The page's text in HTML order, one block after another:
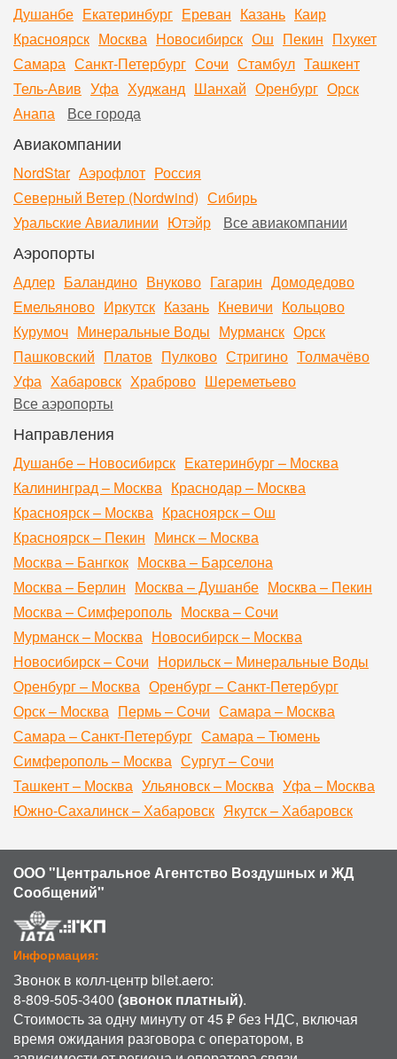
Душанбе Екатеринбург Ереван Казань Каир
Красноярск Москва Новосибирск Ош Пекин Пхукет
Самара Санкт-Петербург Сочи Стамбул Ташкент
Тель-Авив Уфа Худжанд Шанхай Оренбург Орск
Анапа
Все города
Авиакомпании
NordStar Аэрофлот Россия
Северный Ветер (Nordwind) Сибирь
Уральские Авиалинии Ютэйр Все авиакомпании
Аэропорты
Адлер Баландино Внуково Гагарин Домодедово
Емельяново Иркутск Казань Кневичи Кольцово
Курумоч Минеральные Воды Мурманск Орск
Пашковский Платов Пулково Стригино Толмачёво
Уфа Хабаровск Храброво Шереметьево
Все аэропорты
Направления
Душанбе – Новосибирск Екатеринбург – Москва
Калининград – Москва Краснодар – Москва
Красноярск – Москва Красноярск – Ош
Красноярск – Пекин Минск – Москва
Москва – Бангкок Москва – Барселона
Москва – Берлин Москва – Душанбе Москва – Пекин
Москва – Симферополь Москва – Сочи
Мурманск – Москва Новосибирск – Москва
Новосибирск – Сочи Норильск – Минеральные Воды
Оренбург – Москва Оренбург – Санкт-Петербург
Орск – Москва Пермь – Сочи Самара – Москва
Самара – Санкт-Петербург Самара – Тюмень
Симферополь – Москва Сургут – Сочи
Ташкент – Москва Ульяновск – Москва Уфа – Москва
Южно-Сахалинск – Хабаровск Якутск – Хабаровск
ООО "Центральное Агентство Воздушных и ЖД
Сообщений"
Информация:
Звонок в колл-центр bilet.aero:
8-809-505-3400 (звонок платный).
Стоимость за одну минуту от 45 ₽ без НДС, включая
время ожидания разговора с оператором, в